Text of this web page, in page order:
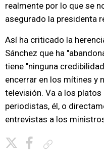
realmente por lo que se
asegurado la presidenta
Así ha criticado la
Sánchez que ha
tiene "ninguna
encerrar en los mítines y
televisión. Va a los
periodistas, él, o
entrevistas a los